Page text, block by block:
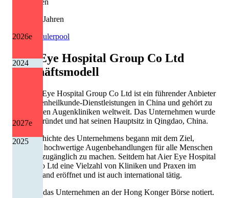
2026e
2027e
2024
2025
Kürzungen
7 von 13 Jahren
Quelle: Eulerpool
Aier Eye Hospital Group Co Ltd
Geschäftsmodell
Die Aier Eye Hospital Group Co Ltd ist ein führender Anbieter
von Augenheilkunde-Dienstleistungen in China und gehört zu
den größten Augenkliniken weltweit. Das Unternehmen wurde
2003 gegründet und hat seinen Hauptsitz in Qingdao, China.
Die Geschichte des Unternehmens begann mit dem Ziel,
qualitativ hochwertige Augenbehandlungen für alle Menschen
in China zugänglich zu machen. Seitdem hat Aier Eye Hospital
Group Co Ltd eine Vielzahl von Kliniken und Praxen im
ganzen Land eröffnet und ist auch international tätig.
Heute ist das Unternehmen an der Hong Konger Börse notiert.